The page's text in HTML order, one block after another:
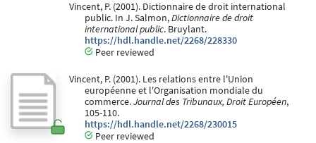
Vincent, P. (2001). Dictionnaire de droit international
public. In J. Salmon,Dictionnaire de droit
international public. Bruylant.
https://hdl.handle.net/2268/228330
Peer reviewed
Vincent, P. (2001). Les relations entre l'Union
européenne et l'Organisation mondiale du
commerce.Journal des Tribunaux, Droit Européen,
105-110.
https://hdl.handle.net/2268/230015
Peer reviewed